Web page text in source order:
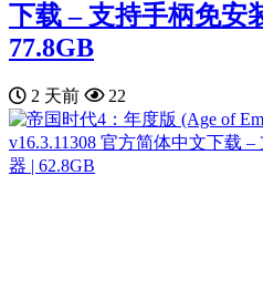
下载 – 支持手柄免安
77.8GB
2 天前 22